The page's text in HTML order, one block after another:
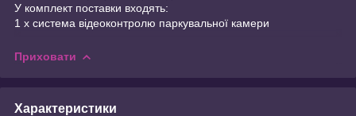
У комплект поставки входять:
1 х система відеоконтролю паркувальної камери
Приховати
Характеристики